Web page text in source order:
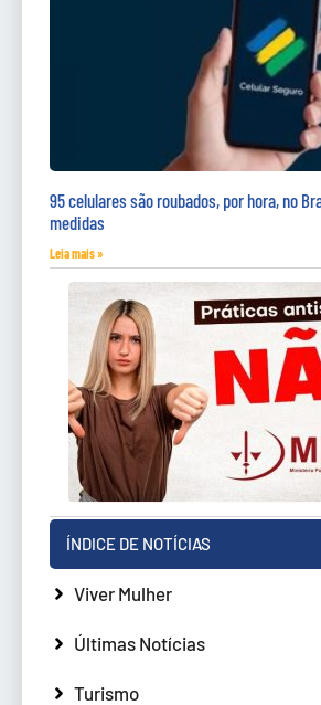
95 celulares são roubados, por hora, no
medidas
Leia mais »
ÍNDICE DE NOTÍCIAS
Viver Mulher
Últimas Notícias
Turismo